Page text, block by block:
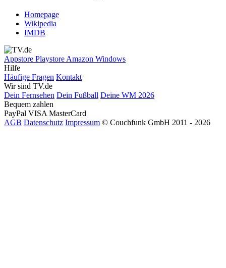
Homepage
Wikipedia
IMDB
Appstore Playstore Amazon Windows
Hilfe
Häufige Fragen Kontakt
Wir sind TV.de
Dein Fernsehen Dein Fußball Deine WM 2026
Bequem zahlen
PayPal VISA MasterCard
AGB Datenschutz Impressum © Couchfunk GmbH 2011 - 2026